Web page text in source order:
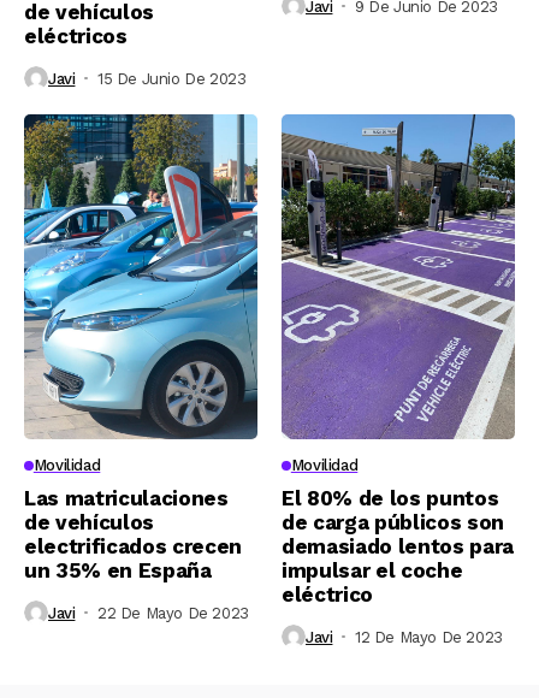
de vehículos
eléctricos
Javi 15 De Junio De 2023
Javi 9 De Junio De 2023
Movilidad
Las matriculaciones
de vehículos
electrificados crecen
un 35% en España
Javi 22 De Mayo De 2023
Movilidad
El 80% de los puntos
de carga públicos son
demasiado lentos para
impulsar el coche
eléctrico
Javi 12 De Mayo De 2023